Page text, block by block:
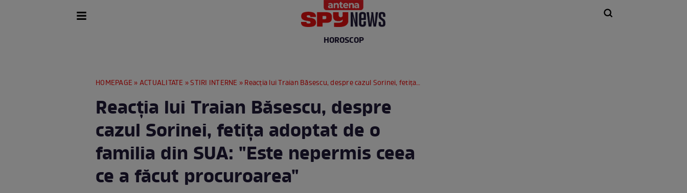
HOROSCOP
HOMEPAGE »ACTUALITATE »STIRI INTERNE » Reacţia lui Traian Băsescu, despre cazul Sorinei, fetiţa adoptat de o familia din SUA: "Este nepermis ceea ce a făcut procuroarea"
Reacţia lui Traian Băsescu, despre
cazul Sorinei, fetiţa adoptat de o
familia din SUA: "Este nepermis ceea
ce a făcut procuroarea"